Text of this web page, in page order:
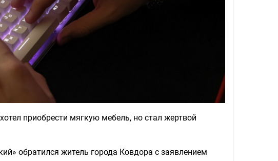
приобрести мягкую мебель, но стал жертвой
обратился житель города Ковдора с заявлением